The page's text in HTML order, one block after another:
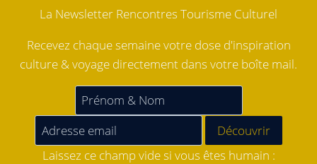
La Newsletter Rencontres Tourisme Culturel
Recevez chaque semaine votre dose d'inspiration
culture & voyage directement dans votre boîte mail.
Laissez ce champ vide si vous êtes humain :